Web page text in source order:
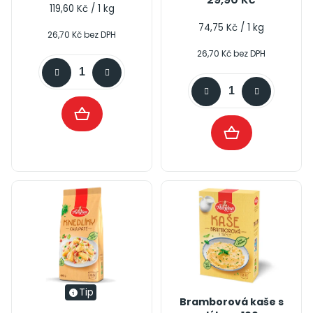
4,5
5
hvězdiček.
26,70 Kč bez DPH
Měrná
119,60 Kč / 1 kg
26,70 Kč bez DPH
Měrná
74,75 Kč / 1 kg
Tip
Bramborová kaše s